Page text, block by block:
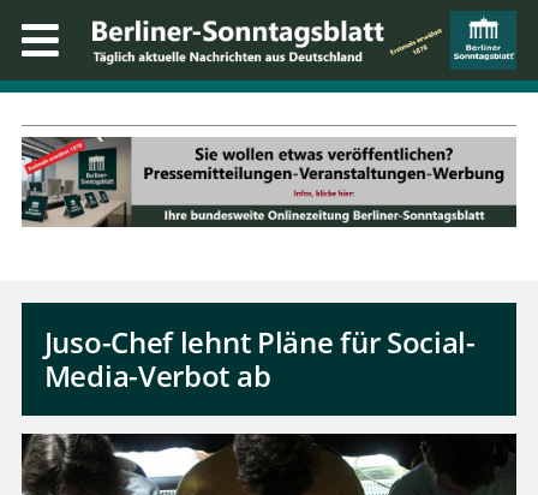
Juso-Chef lehnt Pläne für Social-
Media-Verbot ab